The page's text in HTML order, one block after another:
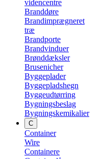
videncentre
Branddøre
Brandimprægneret
træ
Brandporte
Brandvinduer
Brønddæksler
Brusenicher
Byggeplader
Byggepladshegn
Byggeudtørring
Bygningsbeslag
Bygningskemikalier
C
Container
Wire
Containere